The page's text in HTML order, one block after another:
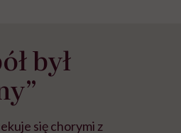
był
się chorymi z